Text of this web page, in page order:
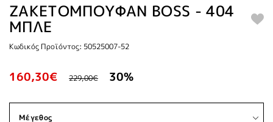
ΖΑΚΕΤΟΜΠΟΥΦΑΝ BOSS - 404
ΜΠΛΕ
Κωδικός Προϊόντος: 50525007-52
160,30€ 229,00€ 30%